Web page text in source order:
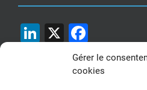
Gérer le
cookies
LinkedIn
X